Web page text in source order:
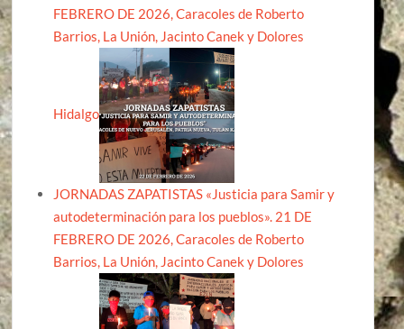
FEBRERO DE 2026, Caracoles de Roberto
Barrios, La Unión, Jacinto Canek y Dolores
Hidalgo
JORNADAS ZAPATISTAS «Justicia para Samir y
autodeterminación para los pueblos». 21 DE
FEBRERO DE 2026, Caracoles de Roberto
Barrios, La Unión, Jacinto Canek y Dolores